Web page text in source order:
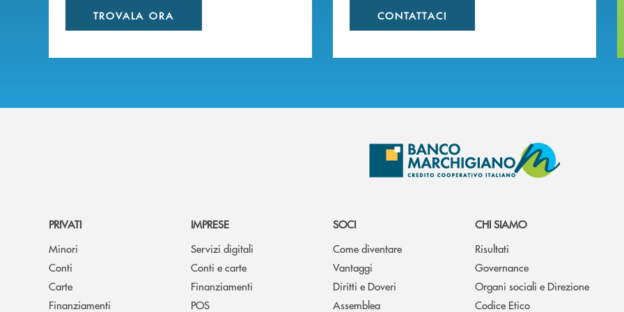
TROVALA ORA CONTATTACI
PRIVATI
Minori
Conti
Carte
Finanziamenti
IMPRESE
Servizi digitali
Conti e carte
Finanziamenti
POS
SOCI
Come diventare
Vantaggi
Diritti e Doveri
Assemblea
CHI SIAMO
Risultati
Governance
Organi sociali e Direzione
Codice Etico